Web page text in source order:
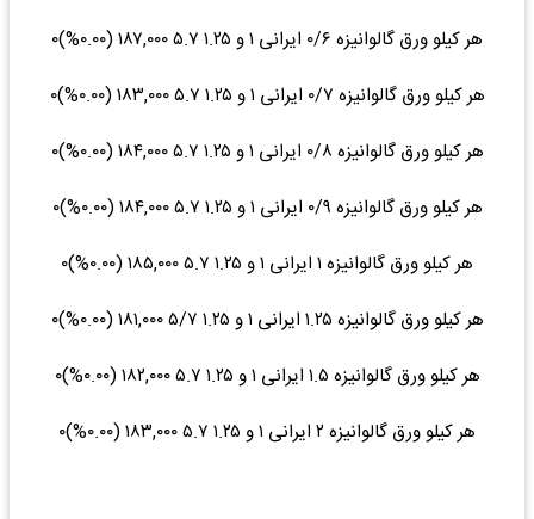
هر کیلو ورق گالوانیزه ۰/۶ ایرانی ۱ و ۱.۲۵ ۵.۷ ۱۸۷,۰۰۰ (۰.۰۰%)۰
هر کیلو ورق گالوانیزه ۰/۷ ایرانی ۱ و ۱.۲۵ ۵.۷ ۱۸۳,۰۰۰ (۰.۰۰%)۰
هر کیلو ورق گالوانیزه ۰/۸ ایرانی ۱ و ۱.۲۵ ۵.۷ ۱۸۴,۰۰۰ (۰.۰۰%)۰
هر کیلو ورق گالوانیزه ۰/۹ ایرانی ۱ و ۱.۲۵ ۵.۷ ۱۸۴,۰۰۰ (۰.۰۰%)۰
هر کیلو ورق گالوانیزه ۱ ایرانی ۱ و ۱.۲۵ ۵.۷ ۱۸۵,۰۰۰ (۰.۰۰%)۰
هر کیلو ورق گالوانیزه ۱.۲۵ ایرانی ۱ و ۱.۲۵ ۵/۷ ۱۸۱,۰۰۰ (۰.۰۰%)۰
هر کیلو ورق گالوانیزه ۱.۵ ایرانی ۱ و ۱.۲۵ ۵.۷ ۱۸۲,۰۰۰ (۰.۰۰%)۰
هر کیلو ورق گالوانیزه ۲ ایرانی ۱ و ۱.۲۵ ۵.۷ ۱۸۳,۰۰۰ (۰.۰۰%)۰